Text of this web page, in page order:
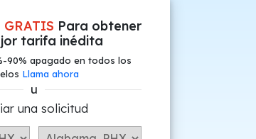
GRATIS Para obtener
tarifa inédita
90% apagado en todos los
Llama ahora
u
una solicitud